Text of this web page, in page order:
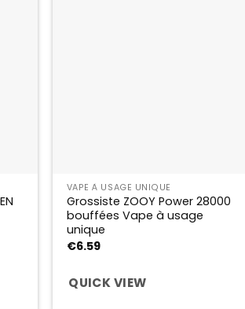
VAPE À USAGE UNIQUE
Grossiste ZOOY Power 28000
bouffées Vape à usage
unique
€6.59
QUICK VIEW